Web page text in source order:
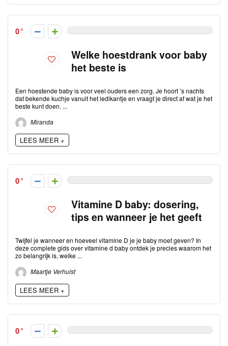
0
Welke hoestdrank voor baby
het beste is
Een hoestende baby is voor veel ouders een zorg. Je hoort ’s nachts
dat bekende kuchje vanuit het ledikantje en vraagt je direct af wat je het
beste kunt doen. ...
Miranda
LEES MEER +
0
Vitamine D baby: dosering,
tips en wanneer je het geeft
Twijfel je wanneer en hoeveel vitamine D je je baby moet geven? In
deze complete gids over vitamine d baby ontdek je precies waarom het
zo belangrijk is, welke ...
Maartje Verhulst
LEES MEER +
0